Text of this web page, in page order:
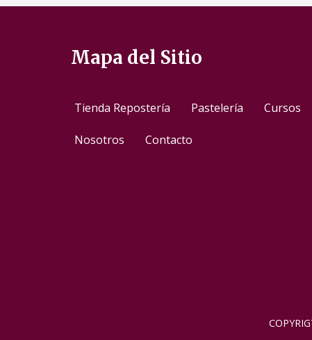
Mapa del Sitio
Tienda Repostería Pastelería Cursos
Nosotros Contacto